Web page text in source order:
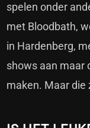
spelen onder
met Bloodbath,
in Hardenberg,
shows aan maar
maken. Maar die